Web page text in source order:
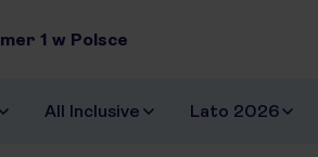
1 w Polsce
All Inclusive Lato 2026